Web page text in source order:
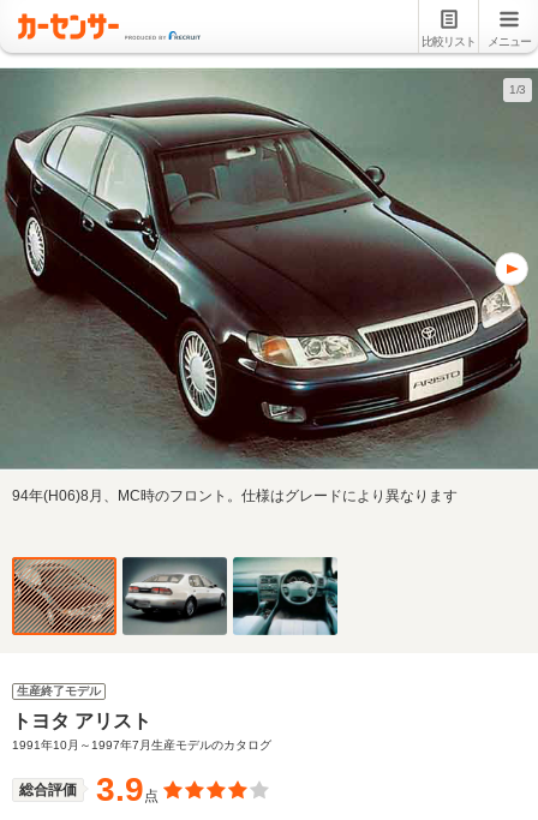
比較リスト メニュー
1/3
94年(H06)8月、MC時のフロント。仕様はグレードにより異なります
生産終了モデル
トヨタ アリスト
1991年10月～1997年7月生産モデルのカタログ
総合評価 3.9点